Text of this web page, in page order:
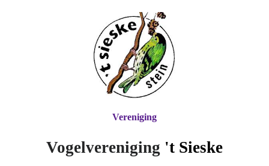
Vogelvereniging 't Sieske
Vereniging